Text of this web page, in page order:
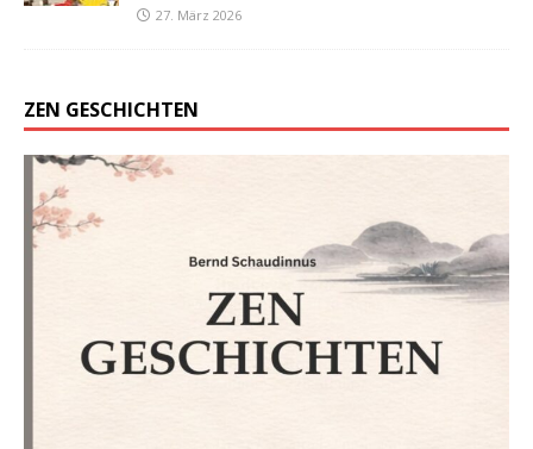
27. März 2026
ZEN GESCHICHTEN